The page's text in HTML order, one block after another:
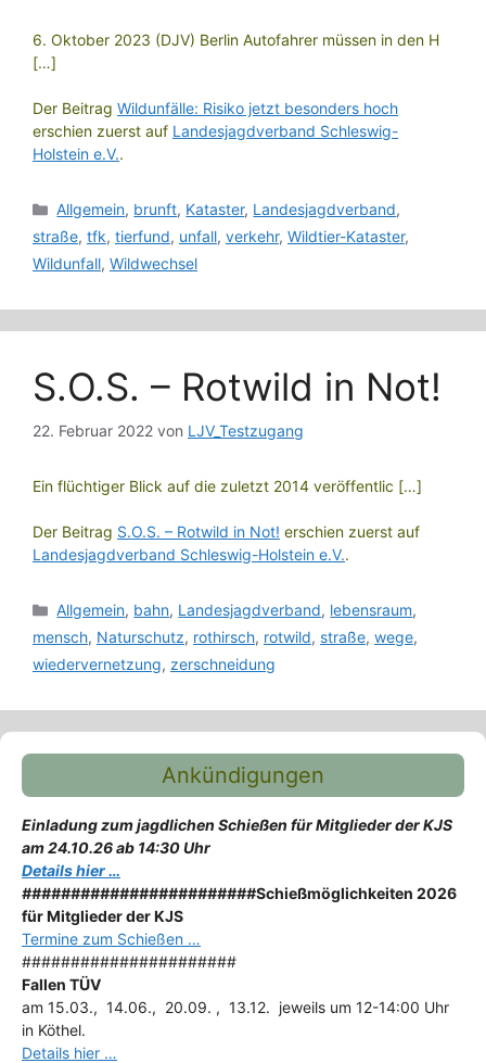
6. Oktober 2023 (DJV) Berlin Autofahrer müssen in den H
[…]
Der Beitrag Wildunfälle: Risiko jetzt besonders hoch
erschien zuerst auf Landesjagdverband Schleswig-
Holstein e.V..
Kategorien
Allgemein, brunft, Kataster, Landesjagdverband,
straße, tfk, tierfund, unfall, verkehr, Wildtier-Kataster,
Wildunfall, Wildwechsel
S.O.S. – Rotwild in Not!
22. Februar 2022 von LJV_Testzugang
Ein flüchtiger Blick auf die zuletzt 2014 veröffentlic […]
Der Beitrag S.O.S. – Rotwild in Not! erschien zuerst auf
Landesjagdverband Schleswig-Holstein e.V..
Kategorien
Allgemein, bahn, Landesjagdverband, lebensraum,
mensch, Naturschutz, rothirsch, rotwild, straße, wege,
wiedervernetzung, zerschneidung
Ankündigungen
Einladung zum jagdlichen Schießen für Mitglieder der KJS
am 24.10.26 ab 14:30 Uhr
Details hier …
########################Schießmöglichkeiten 2026
für Mitglieder der KJS
Termine zum Schießen …
######################
Fallen TÜV
am 15.03., 14.06., 20.09. , 13.12. jeweils um 12-14:00 Uhr
in Köthel.
Details hier …